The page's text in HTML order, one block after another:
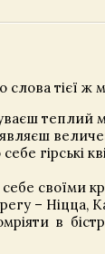
слова тієї ж
теплий
гірські
себе своїми
– Ніцца,
в